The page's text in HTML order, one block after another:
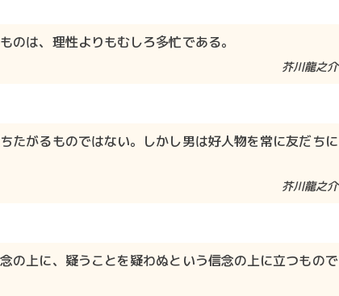
のは、理性よりもむしろ多忙である。
芥川龍之介​​
たがるものではない。しかし男は好人物を常に友だちに
芥川龍之介​​
の上に、疑うことを疑わぬという信念の上に立つもので